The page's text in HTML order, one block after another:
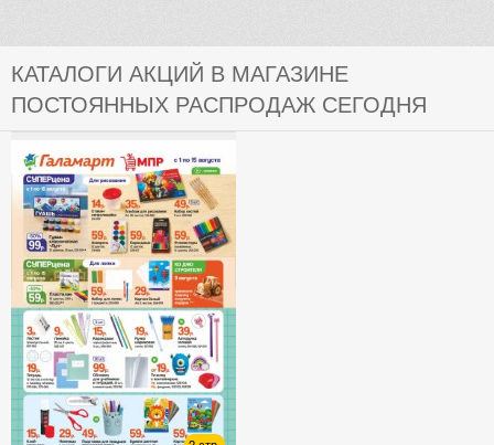
КАТАЛОГИ АКЦИЙ В МАГАЗИНЕ
ПОСТОЯННЫХ РАСПРОДАЖ СЕГОДНЯ